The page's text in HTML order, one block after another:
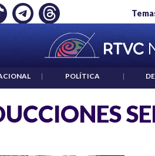
UN CRIMEN": CARTA DE BETO
| POLÍTICA |